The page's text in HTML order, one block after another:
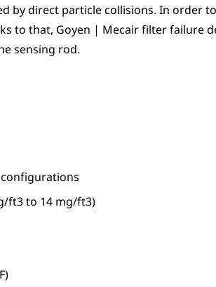
by direct particle collisions. In order
to that, Goyen | Mecair filter failure
sensing rod.
ft3 to 14 mg/ft3)